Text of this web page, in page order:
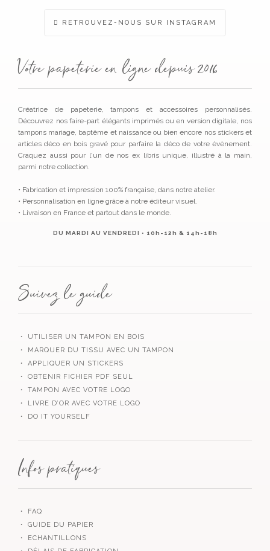
RETROUVEZ-NOUS SUR INSTAGRAM
Votre papeterie en ligne depuis 2016
Créatrice de papeterie, tampons et accessoires personnalisés.
Découvrez nos faire-part élégants imprimés ou en version digitale, nos
tampons mariage, baptême et naissance ou bien encore nos stickers et
articles déco en bois gravé pour parfaire la déco de votre évènement.
Craquez aussi pour l'un de nos ex libris unique, illustré à la main,
parmi notre collection.
• Fabrication et impression 100% française, dans notre atelier.
• Personnalisation en ligne grâce à notre éditeur visuel.
• Livraison en France et partout dans le monde.
DU MARDI AU VENDREDI • 10h-12h & 14h-18h
Suivez le guide
・ UTILISER UN TAMPON EN BOIS
・ MARQUER DU TISSU AVEC UN TAMPON
・ APPLIQUER UN STICKERS
・ OBTENIR FICHIER PDF SEUL
・ TAMPON AVEC VOTRE LOGO
・ LIVRE D’OR AVEC VOTRE LOGO
・ DO IT YOURSELF
Infos pratiques
・ FAQ
・ GUIDE DU PAPIER
・ ECHANTILLONS